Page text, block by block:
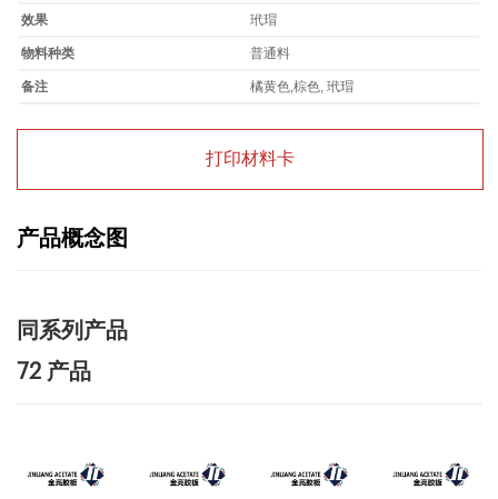
效果 玳瑁
物料种类 普通料
备注 橘黄色,棕色, 玳瑁
打印材料卡
产品概念图
同系列产品
72 产品